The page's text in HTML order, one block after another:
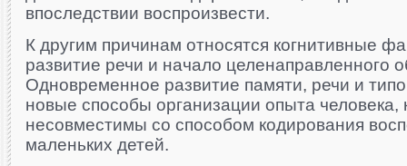
впоследствии воспроизвести.
К другим причинам относятся когнитивные
развитие речи и начало целенаправленного
Одновременное развитие памяти, речи и
новые способы организации опыта человека,
несовместимы со способом кодирования
маленьких детей.